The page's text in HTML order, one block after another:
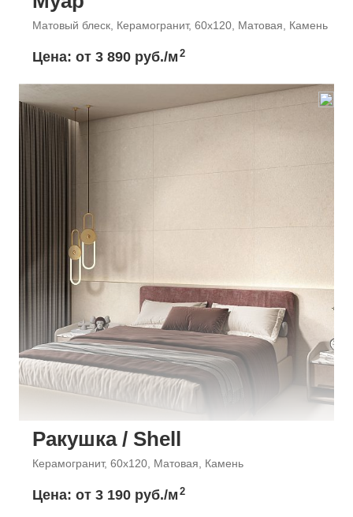
Матовый блеск, Керамогранит, 60x120, Матовая, Камень
Цена: от 3 890 руб./м 2
Ракушка / Shell
Керамогранит, 60x120, Матовая, Камень
Цена: от 3 190 руб./м 2